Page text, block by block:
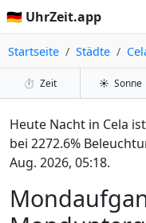
🇩🇪 UhrZeit.app
Startseite Städte
⏱️ Zeit ☀️ Sonne
Heute Nacht in Cela
bei 2272.6%
Aug. 2026, 05:18.